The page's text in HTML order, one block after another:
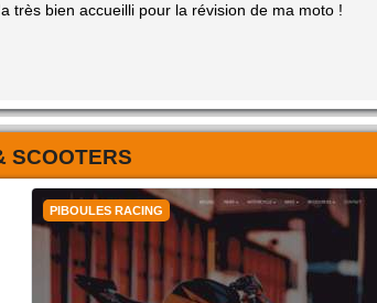
très bien accueilli pour la révision de ma moto !
SCOOTERS
PIBOULES RACING